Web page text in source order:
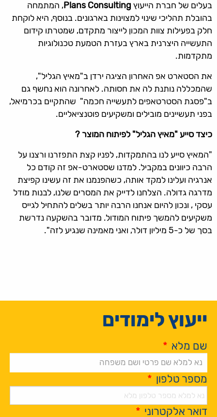
בעלים של חברת הייעוץPlans Consulting, המתמחה
בהובלת תהליכי שינוי למצוינות בארגונים. בנוסף, היא לוקחת
חלק בפעילות צוות המכון לייצור מתקדם, שמטרתו קידום
התעשייה היצרנית בארץ בעזרת הטמעת טכנולוגיות
מתקדמות.
את הסטארט אפ האחרון הציגה ירדן ב"מאיץ הגליל",
שהמכללה נותנת לה את חסותה. לאחרונה הוא נחשף גם
ב"פסגת הסטרטאפים לתעשייה חכמה" שהתקיים בכרמיאל,
בפני תעשיינים מובילים ומשקיעים פוטנציאליים.
כיצד סייע "מאיץ הגליל" לפיתוח המוצר ?
"המאיץ סייע לנו בהתמקדות, לפניו קצת התפזרנו ורצנו על
הרבה כיוונים במקביל. למדנו שסטארט-אפ זה קודם כל
אנרגיה ועלינו למקד אותה, כשהפנמנו את זה עשינו קפיצת
מדרגה גדולה. הצלחנו לדייק את המסרים שלנו, לבנות מודל
עסקי , ונכון להיום אנחנו הרבה יותר בשלים להתחיל לגייס
משקיעים להמשך פיתוח המודול. מדובר בהשקעה נדרשת
בסך של כ-5 מיליון דולר, ואני מאמינה שנגיע לזה".
ייעוץ לימודים
שם מלא *
מספר טלפון *
דואר אלקטרוני *